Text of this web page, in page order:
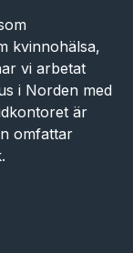
kvinnohälsa,
vi arbetat
i Norden med
är
omfattar